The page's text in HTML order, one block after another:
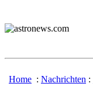
Home : Nachrichten :